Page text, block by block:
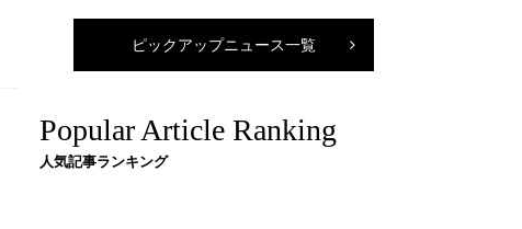
ピックアップニュース一覧
Popular Article Ranking
人気記事ランキング